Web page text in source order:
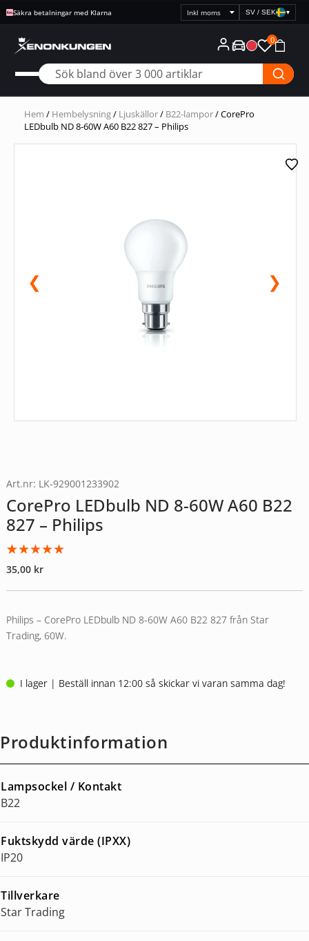
Säkra betalningar med Klarna
Välj
prisvisning
SV / SEK ▾
0
Hem / Hembelysning/ Ljuskällor/ B22-lampor/ CorePro
LEDbulb ND 8-60W A60 B22 827 – Philips
❮ ❯
Art.nr: LK-929001233902
CorePro LEDbulb ND 8-60W A60 B22
827 – Philips
Betygsatt
baserat på
1
35,00 kr
Philips – CorePro LEDbulb ND 8-60W A60 B22 827 från Star
Trading, 60W.
I lager | Beställ innan 12:00 så skickar vi varan samma dag!
Produktinformation
Lampsockel / Kontakt
B22
Fuktskydd värde (IPXX)
IP20
Tillverkare
Star Trading